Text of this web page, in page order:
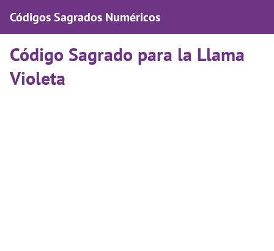
Códigos Sagrados Numéricos
Código Sagrado para la Llama
Violeta